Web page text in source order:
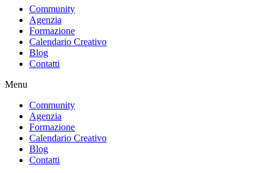
Community
Agenzia
Formazione
Calendario Creativo
Blog
Contatti
Menu
Community
Agenzia
Formazione
Calendario Creativo
Blog
Contatti